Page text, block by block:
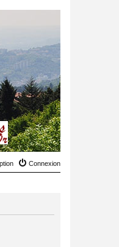
Connexion